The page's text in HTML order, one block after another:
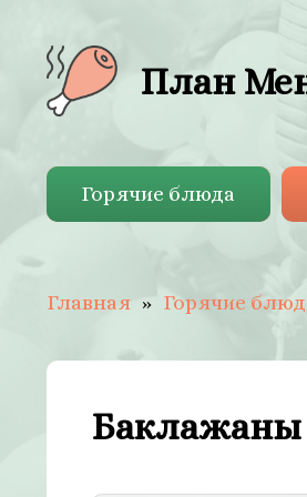
План
Горячие блюда
Главная Горячие
Баклажаны